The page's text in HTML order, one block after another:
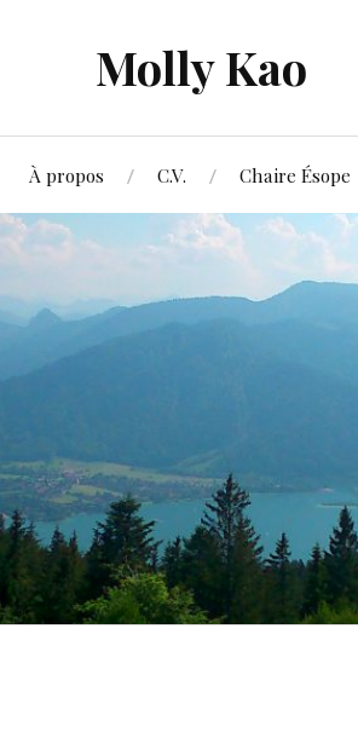
Molly Kao
À propos C.V. Chaire Ésope